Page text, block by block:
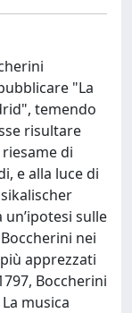
"La
temendo
risultare
di
e alla luce di
sulle
nei
apprezzati
Boccherini
musica